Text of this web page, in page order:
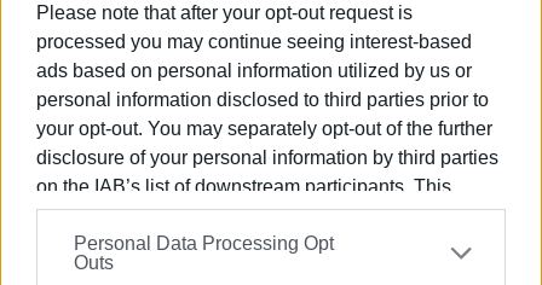
Please note that after your opt-out request is
processed you may continue seeing interest-based
ads based on personal information utilized by us or
personal information disclosed to third parties prior to
your opt-out. You may separately opt-out of the further
disclosure of your personal information by third parties
on the IAB’s list of downstream participants. This
information may also be disclosed by us to third parties
on theIAB’s List of Downstream Participants
that may
further disclose it to other third parties.
Personal Data Processing Opt
Outs
ΒΑΣΙΛΗΣ ΠΑΝΤΑΖΟΠΟΥΛΟΣ
Ο Βασίλης Πανταζόπουλος είναι απόφοιτος του
τμήματος Μεσογειακών Σπουδών του
Πανεπιστημίου Αιγαίου (Ρόδος), με ειδίκευση
στις Διεθνείς Σχέσεις. Επιπλέον, είναι κάτοχος
Μεταπτυχιακού Τίτλου από το Πανεπιστήμιο του
Readingστις Στρατηγικές Σπουδές.